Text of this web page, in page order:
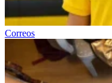
Correos